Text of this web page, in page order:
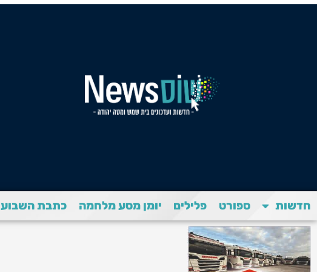
חדשות ספורט פלילים יומן מסע מלחמה כתבת השבוע